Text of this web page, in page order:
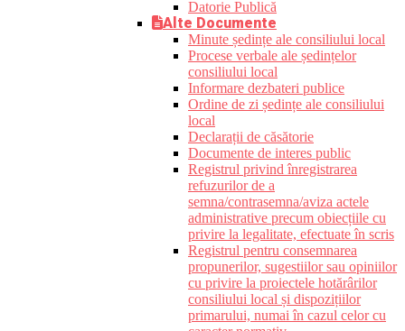
Datorie Publică
Alte Documente
Minute ședințe ale consiliului local
Procese verbale ale ședințelor
consiliului local
Informare dezbateri publice
Ordine de zi ședințe ale consiliului
local
Declarații de căsătorie
Documente de interes public
Registrul privind înregistrarea
refuzurilor de a
semna/contrasemna/aviza actele
administrative precum obiecțiile cu
privire la legalitate, efectuate în scris
Registrul pentru consemnarea
propunerilor, sugestiilor sau opiniilor
cu privire la proiectele hotărârilor
consiliului local și dispozițiilor
primarului, numai în cazul celor cu